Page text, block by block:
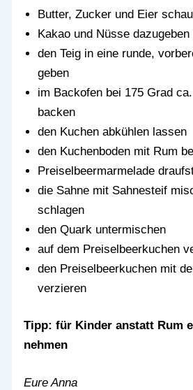
Butter, Zucker und Eier
Kakao und Nüsse
den Teig in eine runde,
geben
im Backofen bei 175 Grad
backen
den Kuchen abkühlen lassen
den Kuchenboden mit Rum
Preiselbeermarmelade
die Sahne mit Sahnesteif
schlagen
den Quark untermischen
auf dem Preiselbeerkuchen
den Preiselbeerkuchen mit
verzieren
Tipp: für Kinder anstatt Rum
nehmen
Eure Anna